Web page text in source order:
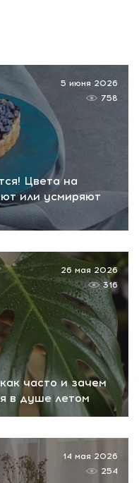
Цвета на
или усмиряют
5 июня 2026
758
часто и зачем
в душе летом
26 мая 2026
316
14 мая 2026
254